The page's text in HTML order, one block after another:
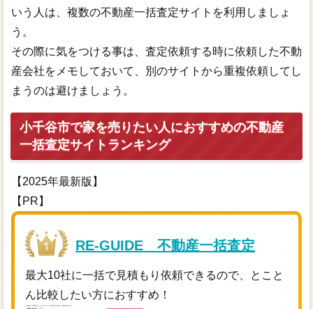
いう人は、複数の不動産一括査定サイトを利用しましょ
う。
その際に気をつける事は、査定依頼する時に依頼した不動
産会社をメモしておいて、別のサイトから重複依頼してし
まうのは避けましょう。
小千谷市で家を売りたい人におすすめの不動産
一括査定サイトランキング
【2025年最新版】
【PR】
RE-GUIDE 不動産一括査定
最大10社に一括で見積もり依頼できるので、とこと
ん比較したい方におすすめ！